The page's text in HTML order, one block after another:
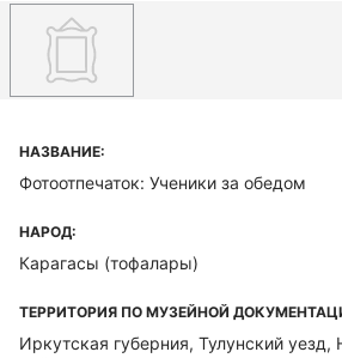
НАЗВАНИЕ:
Фотоотпечаток: Ученики за обедом
НАРОД:
Карагасы (тофалары)
ТЕРРИТОРИЯ ПО МУЗЕЙНОЙ
Иркутская губерния, Тулунский уезд,